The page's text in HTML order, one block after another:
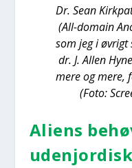
Dr. Sean
(All-domain
som jeg i
dr. J. Allen
mere og mere,
(Foto:
Ali­ens